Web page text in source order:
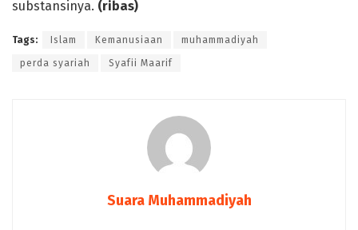
substansinya. (ribas)
Tags: Islam Kemanusiaan muhammadiyah
perda syariah Syafii Maarif
Suara Muhammadiyah